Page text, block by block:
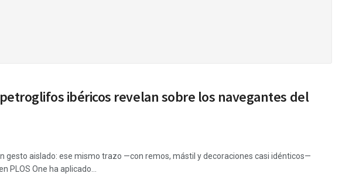
ibéricos revelan sobre los navegantes del
gesto aislado: ese mismo trazo —con remos, mástil y decoraciones casi idénticos—
One ha aplicado...